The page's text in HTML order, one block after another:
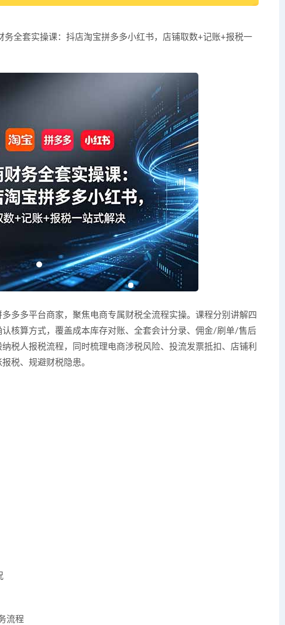
全套实操课：抖店淘宝拼多多小红书，店铺取数+记账+报税一
多多平台商家，聚焦电商专属财税全流程实操。课程分别讲解四
核算方式，覆盖成本库存对账、全套会计分录、佣金/刷单/售后
税人报税流程，同时梳理电商涉税风险、投流发票抵扣、店铺利
税、规避财税隐患。
流程